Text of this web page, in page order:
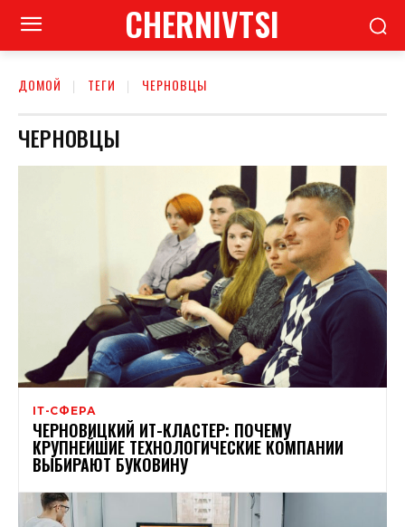
CHERNIVTSI
ДОМОЙ ТЕГИ ЧЕРНОВЦЫ
ЧЕРНОВЦЫ
ІТ-СФЕРА
ЧЕРНОВИЦКИЙ ИТ-КЛАСТЕР: ПОЧЕМУ
КРУПНЕЙШИЕ ТЕХНОЛОГИЧЕСКИЕ КОМПАНИИ
ВЫБИРАЮТ БУКОВИНУ